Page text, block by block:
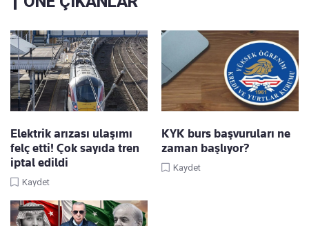
Elektrik arızası ulaşımı
felç etti! Çok sayıda tren
iptal edildi
Kaydet
KYK burs başvuruları ne
zaman başlıyor?
Kaydet